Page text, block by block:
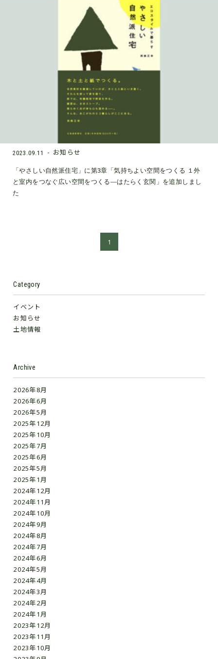
2023.09.11 お知らせ
「やさしい自然派住宅」に第3章「気持ちよい空間をつくる １外
と室内をつなぐ広い空間をつくる―はたらく玄関」を追加しまし
た
1
Category
イベント
お知らせ
土地情報
Archive
2026年8月
2026年6月
2026年5月
2025年12月
2025年10月
2025年7月
2025年6月
2025年5月
2025年1月
2024年12月
2024年11月
2024年10月
2024年9月
2024年8月
2024年7月
2024年6月
2024年5月
2024年4月
2024年3月
2024年2月
2024年1月
2023年12月
2023年11月
2023年10月